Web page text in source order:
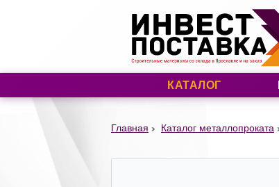
КАТАЛОГ
Главная Каталог металлопроката